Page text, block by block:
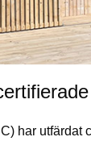
har